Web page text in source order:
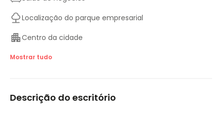
Localização do parque empresarial
Centro da cidade
Creche
Elevador
Mostrar tudo
Descrição do escritório